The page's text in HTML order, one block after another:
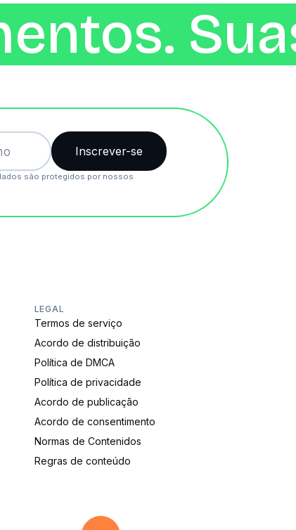
são protegidos por nossos
LEGAL
Termos de serviço
Acordo de distribuição
Política de DMCA
Política de privacidade
Acordo de publicação
Acordo de consentimento
Normas de Contenidos
Regras de conteúdo